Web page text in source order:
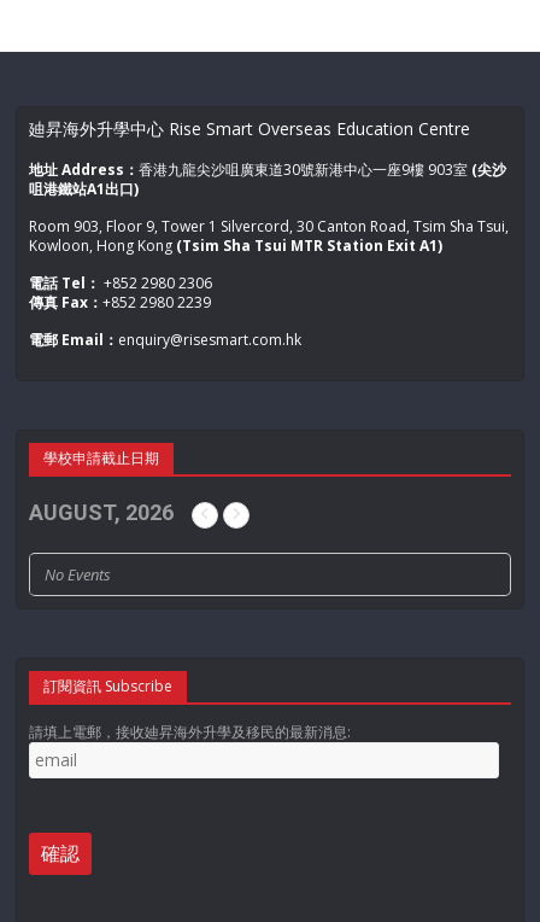
廸昇海外升學中心 Rise Smart Overseas Education Centre
地址 Address：香港九龍尖沙咀廣東道30號新港中心一座9樓 903室 (尖沙
咀港鐵站A1出口)
Room 903, Floor 9, Tower 1 Silvercord, 30 Canton Road, Tsim Sha Tsui,
Kowloon, Hong Kong (Tsim Sha Tsui MTR Station Exit A1)
電話 Tel： +852 2980 2306
傳真 Fax：+852 2980 2239
電郵 Email： enquiry@risesmart.com.hk
學校申請截止日期
AUGUST, 2026
No Events
訂閱資訊 Subscribe
請填上電郵，接收廸昇海外升學及移民的最新消息: